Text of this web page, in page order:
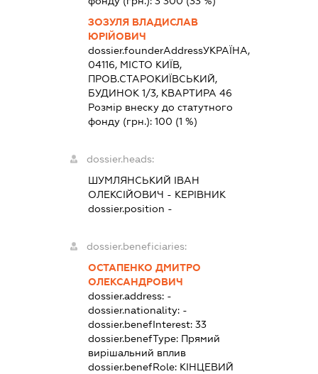
ЗОЗУЛЯ ВЛАДИСЛАВ
ЮРІЙОВИЧ
dossier.founderAddressУКРАЇНА,
04116, МІСТО КИЇВ,
ПРОВ.СТАРОКИЇВСЬКИЙ,
БУДИНОК 1/3, КВАРТИРА 46
Розмір внеску до статутного
фонду (грн.):100 (1 %)
dossier.heads:
ШУМЛЯНСЬКИЙ ІВАН
ОЛЕКСІЙОВИЧ - КЕРІВНИК
dossier.position -
dossier.beneficiaries:
ОСТАПЕНКО ДМИТРО
ОЛЕКСАНДРОВИЧ
dossier.address: -
dossier.nationality: -
dossier.benefInterest:33
dossier.benefType: Прямий
вирішальний вплив
dossier.benefRole: КІНЦЕВИЙ